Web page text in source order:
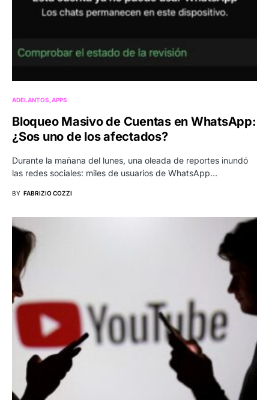
ADELANTOS APPS
Bloqueo Masivo de Cuentas en WhatsApp:
¿Sos uno de los afectados?
Durante la mañana del lunes, una oleada de reportes inundó
las redes sociales: miles de usuarios de WhatsApp…
BY FABRIZIO COZZI